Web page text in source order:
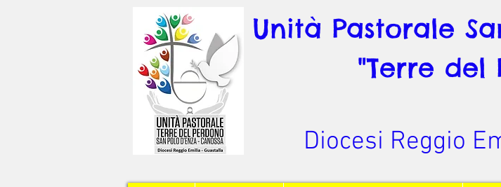
Unità Pastorale
"Terre del
Diocesi Reggio